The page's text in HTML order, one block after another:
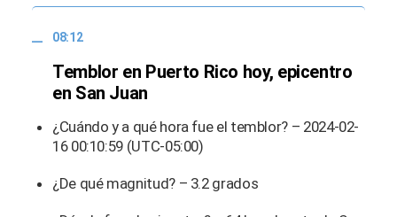
08:12
Temblor en Puerto Rico hoy, epicentro
en San Juan
¿Cuándo y a qué hora fue el temblor? – 2024-02-
16 00:10:59 (UTC-05:00)
¿De qué magnitud? – 3.2 grados